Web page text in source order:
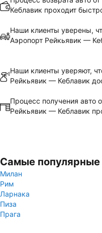
Кеблавик проходит
Наши клиенты уверены,
Аэропорт Рейкьявик —
Наши клиенты уверяют,
Рейкьявик — Кеблавик
Процесс получения авто
Рейкьявик — Кеблавик
Самые популярные
Милан
Рим
Ларнака
Пиза
Прага